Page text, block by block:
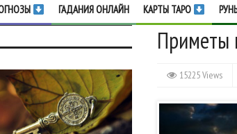
ГАДАНИЯ ОНЛАЙН КАРТЫ ТАРО
Приметы
15225 Views